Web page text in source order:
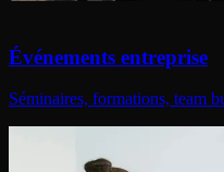
Événements entreprise
Séminaires, formations, team